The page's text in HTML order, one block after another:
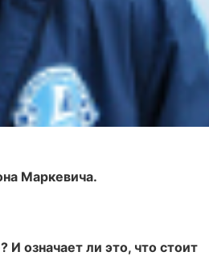
Маркевича.
означает ли это, что стоит